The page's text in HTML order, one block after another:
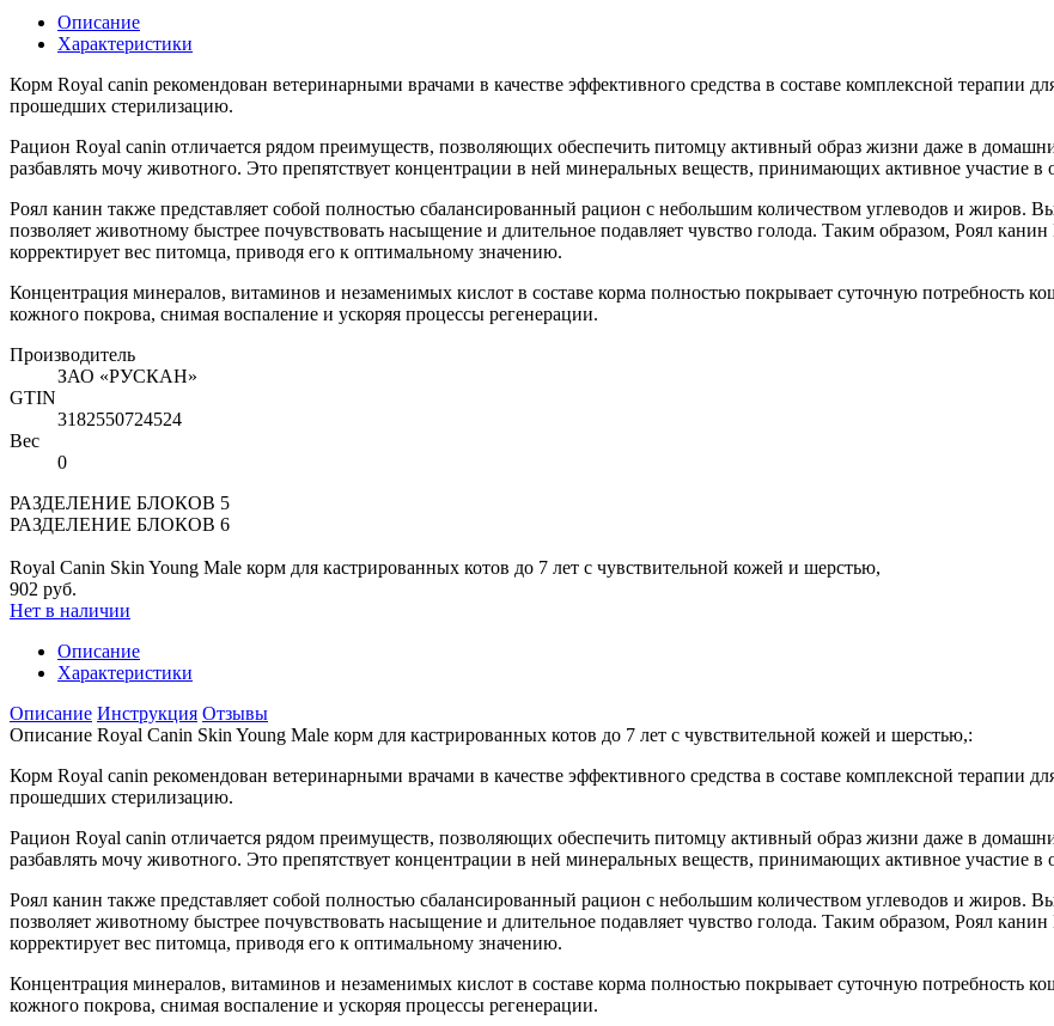
Описание
Характеристики
Корм Royal canin рекомендован ветеринарными врачами в качестве эффективного средства в составе комплексной терапии
прошедших стерилизацию.
Рацион Royal canin отличается рядом преимуществ, позволяющих обеспечить питомцу активный образ жизни даже в
разбавлять мочу животного. Это препятствует концентрации в ней минеральных веществ, принимающих активное участие в
Роял канин также представляет собой полностью сбалансированный рацион с небольшим количеством углеводов и жиров.
позволяет животному быстрее почувствовать насыщение и длительное подавляет чувство голода. Таким образом, Роял
корректирует вес питомца, приводя его к оптимальному значению.
Концентрация минералов, витаминов и незаменимых кислот в составе корма полностью покрывает суточную потребность
кожного покрова, снимая воспаление и ускоряя процессы регенерации.
Производитель
ЗАО «РУСКАН»
GTIN
3182550724524
Вес
0
РАЗДЕЛЕНИЕ БЛОКОВ 5
РАЗДЕЛЕНИЕ БЛОКОВ 6
Royal Canin Skin Young Male корм для кастрированных котов до 7 лет с чувствительной кожей и шерстью,
902 руб.
Нет в наличии
Описание
Характеристики
Описание Инструкция Отзывы
Описание Royal Canin Skin Young Male корм для кастрированных котов до 7 лет с чувствительной кожей и шерстью,:
Корм Royal canin рекомендован ветеринарными врачами в качестве эффективного средства в составе комплексной терапии
прошедших стерилизацию.
Рацион Royal canin отличается рядом преимуществ, позволяющих обеспечить питомцу активный образ жизни даже в
разбавлять мочу животного. Это препятствует концентрации в ней минеральных веществ, принимающих активное участие в
Роял канин также представляет собой полностью сбалансированный рацион с небольшим количеством углеводов и жиров.
позволяет животному быстрее почувствовать насыщение и длительное подавляет чувство голода. Таким образом, Роял
корректирует вес питомца, приводя его к оптимальному значению.
Концентрация минералов, витаминов и незаменимых кислот в составе корма полностью покрывает суточную потребность
кожного покрова, снимая воспаление и ускоряя процессы регенерации.